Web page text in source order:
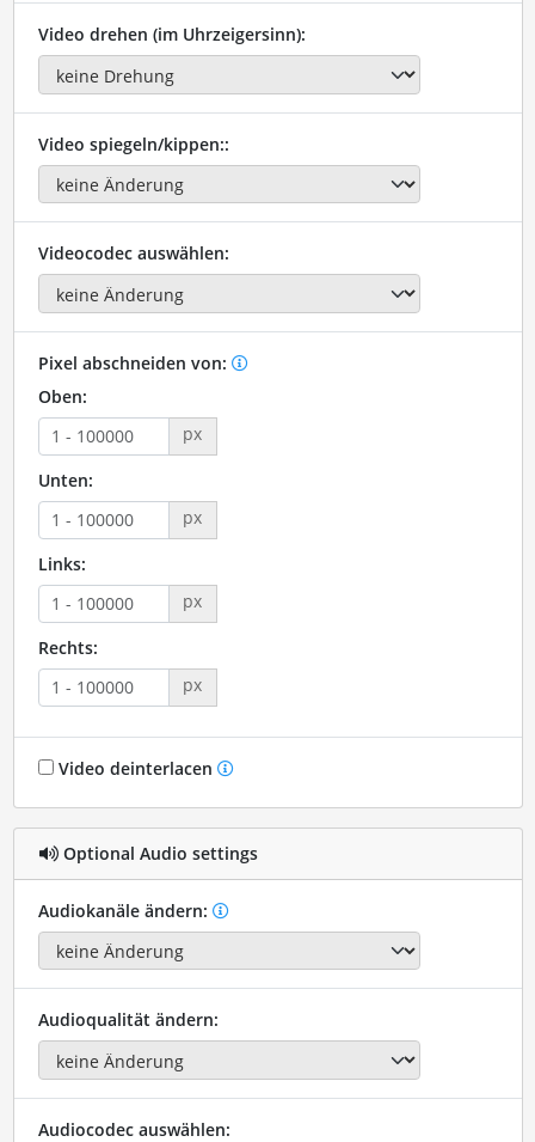
Video drehen (im Uhrzeigersinn):
Video spiegeln/kippen::
Videocodec auswählen:
Pixel abschneiden von:
Oben:
px
Unten:
px
Links:
px
Rechts:
px
Video deinterlacen
Optional Audio settings
Audiokanäle ändern:
Audioqualität ändern:
Audiocodec auswählen: